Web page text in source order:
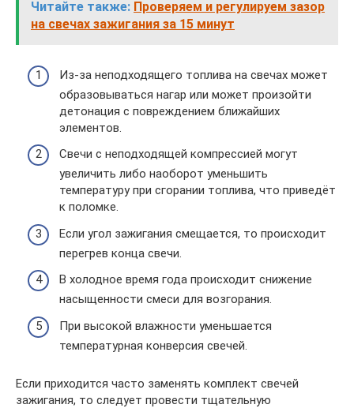
Читайте также: Проверяем и регулируем зазор
на свечах зажигания за 15 минут
Из-за неподходящего топлива на свечах может
образовываться нагар или может произойти
детонация с повреждением ближайших
элементов.
Свечи с неподходящей компрессией могут
увеличить либо наоборот уменьшить
температуру при сгорании топлива, что приведёт
к поломке.
Если угол зажигания смещается, то происходит
перегрев конца свечи.
В холодное время года происходит снижение
насыщенности смеси для возгорания.
При высокой влажности уменьшается
температурная конверсия свечей.
Если приходится часто заменять комплект свечей
зажигания, то следует провести тщательную